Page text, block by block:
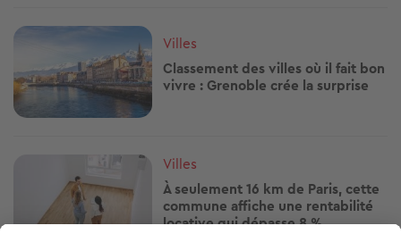
Image
Villes
Classement des villes où il fait bon
vivre : Grenoble crée la surprise
Villes
À seulement 16 km de Paris, cette
commune affiche une rentabilité
locative qui dépasse 8 %